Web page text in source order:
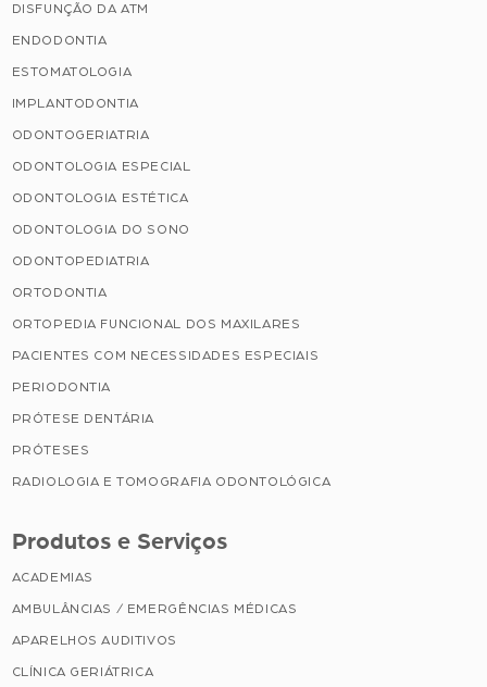
DISFUNÇÃO DA ATM
ENDODONTIA
ESTOMATOLOGIA
IMPLANTODONTIA
ODONTOGERIATRIA
ODONTOLOGIA ESPECIAL
ODONTOLOGIA ESTÉTICA
ODONTOLOGIA DO SONO
ODONTOPEDIATRIA
ORTODONTIA
ORTOPEDIA FUNCIONAL DOS MAXILARES
PACIENTES COM NECESSIDADES ESPECIAIS
PERIODONTIA
PRÓTESE DENTÁRIA
PRÓTESES
RADIOLOGIA E TOMOGRAFIA ODONTOLÓGICA
Produtos e Serviços
ACADEMIAS
AMBULÂNCIAS / EMERGÊNCIAS MÉDICAS
APARELHOS AUDITIVOS
CLÍNICA GERIÁTRICA